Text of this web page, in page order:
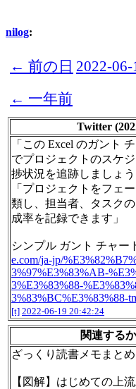
nilog:
← 前の日 2022-06-
← 一年前
Twitter
「この Excel のガント
でプロジェクトのスケ
捗状況を追跡しましょう
「プロジェクトをフェ
類し、担当者、タスク
成率を記録できます」
シンプル ガント チャー
e.com/ja-jp/
3%97%E3%83%AB-
3%E3%83%88-
3%83%BC%E3%83%88-
[t] 2022-06-19 20:42:24
関連する
ざっくり読書メモまとめ
【図解】はじめての上